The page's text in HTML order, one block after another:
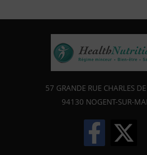
57 GRANDE RUE CHARLES
94130 NOGENT-SUR-